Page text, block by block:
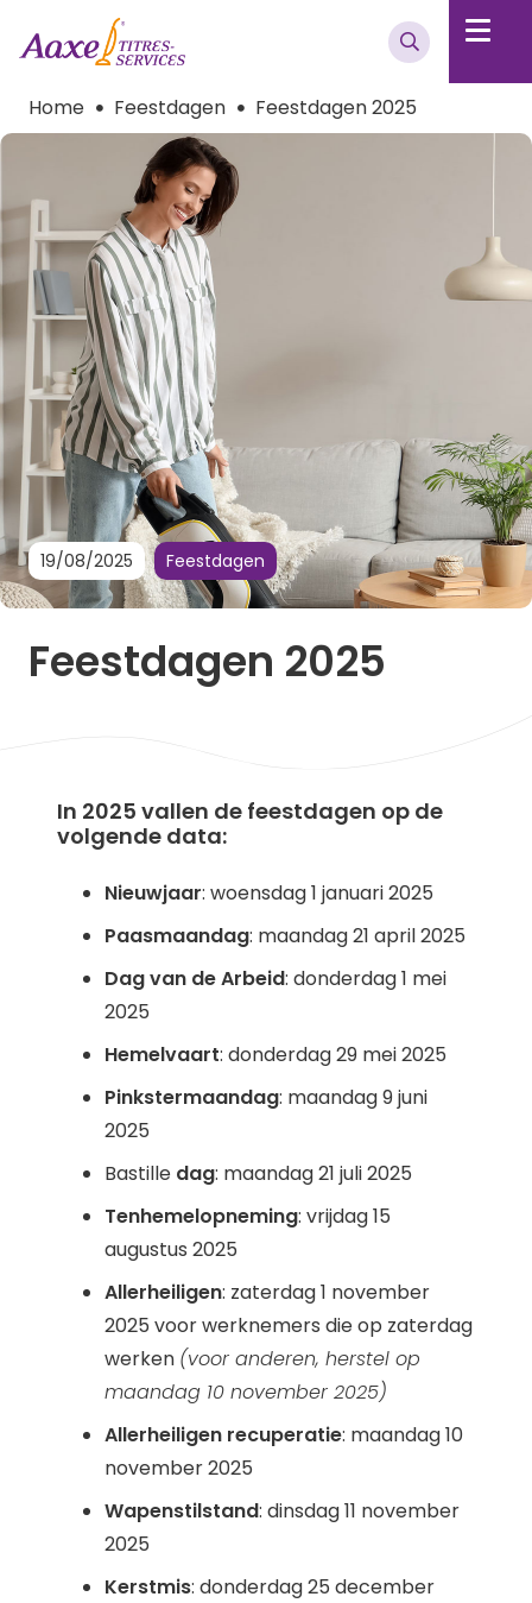
Home Feestdagen Feestdagen 2025
19/08/2025 Feestdagen
Feestdagen 2025
In 2025 vallen de feestdagen op de
volgende data:
Nieuwjaar: woensdag 1 januari 2025
Paasmaandag: maandag 21 april 2025
Dag van de Arbeid: donderdag 1 mei
2025
Hemelvaart: donderdag 29 mei 2025
Pinkstermaandag: maandag 9 juni
2025
Bastille dag: maandag 21 juli 2025
Tenhemelopneming: vrijdag 15
augustus 2025
Allerheiligen: zaterdag 1 november
2025 voor werknemers die op zaterdag
werken (voor anderen, herstel op
maandag 10 november 2025)
Allerheiligen recuperatie: maandag 10
november 2025
Wapenstilstand: dinsdag 11 november
2025
Kerstmis: donderdag 25 december